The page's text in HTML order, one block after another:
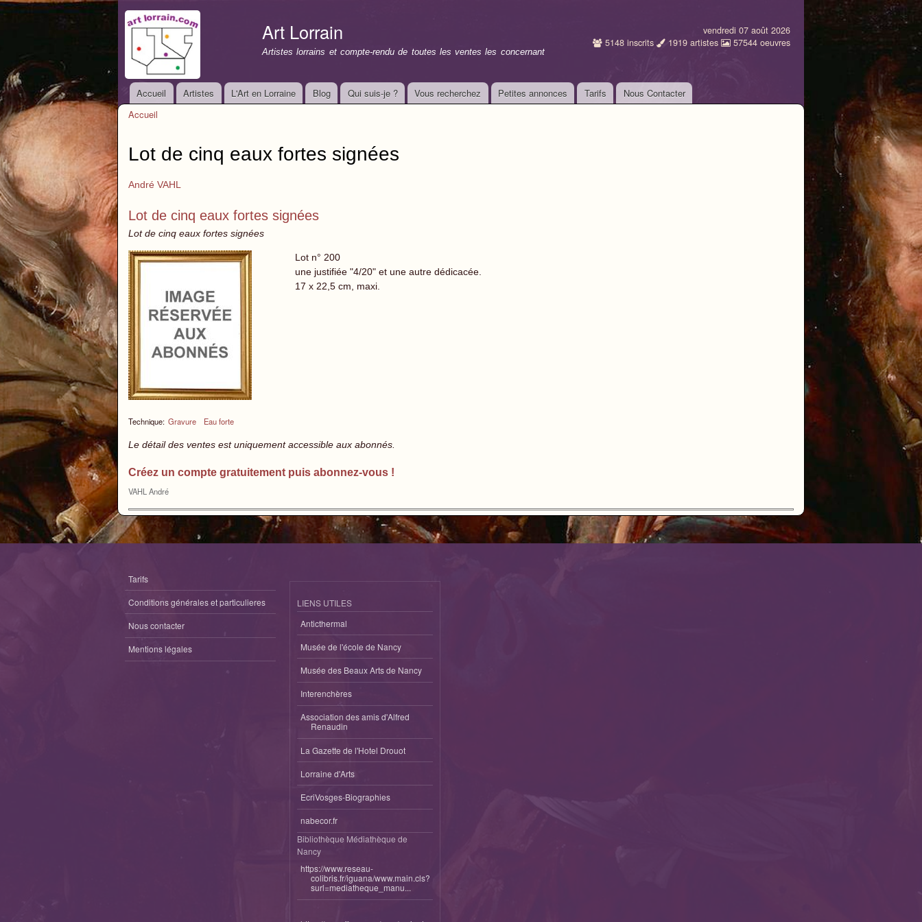
Art Lorrain
Artistes lorrains et compte-rendu de toutes les ventes les concernant
vendredi 07 août 2026
5148 inscrits 1919 artistes 57544 oeuvres
Menu principal
Accueil Artistes L'Art en Lorraine Blog Qui suis-je ? Vous recherchez Petites annonces Tarifs Nous Contacter
Accueil
Lot de cinq eaux fortes signées
André VAHL
Lot de cinq eaux fortes signées
Lot de cinq eaux fortes signées
Technique: Gravure Eau forte
Lot n° 200
une justifiée "4/20" et une autre dédicacée.
17 x 22,5 cm, maxi.
Le détail des ventes est uniquement accessible aux abonnés.
Créez un compte gratuitement puis abonnez-vous !
VAHL André
Tarifs
Conditions générales et particulieres
Nous contacter
Mentions légales
LIENS UTILES
Anticthermal
Musée de l'école de Nancy
Musée des Beaux Arts de Nancy
Interenchères
Association des amis d'Alfred
Renaudin
La Gazette de l'Hotel Drouot
Lorraine d'Arts
EcriVosges-Biographies
nabecor.fr
Bibliothèque Médiathèque de
Nancy
https://www.reseau-
colibris.fr/iguana/www.main.cls?
surl=mediatheque_manu...